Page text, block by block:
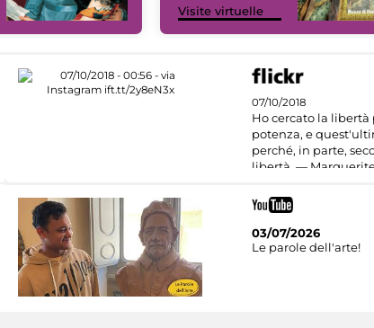
Visite virtuelle
07/10/2018
Ho cercato la libertà
potenza, e
perché, in parte,
libertà. —
03/07/2026
Le parole dell'arte!